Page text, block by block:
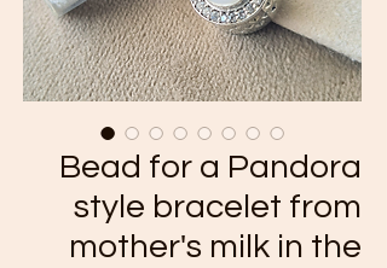
Bead for a Pandora
style bracelet from
mother's milk in the